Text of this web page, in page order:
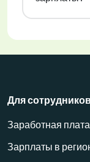
Для
Заработная
Зарплаты в